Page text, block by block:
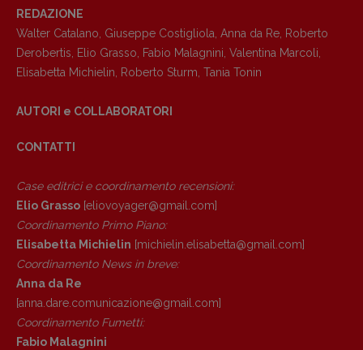
media:
Valentina Marcoli
ARCHIVIO E AUTORI
REDAZIONE
Walter Catalano Giuseppe Costigliola Anna da Re Roberto
Derobertis
Elio Grasso Fabio Malagnini Valentina Marcoli
Elisabetta Michielin
Roberto Sturm Tania Tonin
AUTORI e COLLABORATORI
CONTATTI
Case editrici e coordinamento recensioni:
Elio Grasso [eliovoyager@gmail.com]
Coordinamento Primo Piano:
Elisabetta Michielin [michielin.elisabetta@gmail.com]
Coordinamento News in breve:
Anna da Re
[anna.dare.comunicazione@gmail. com]
Coordinamento Fumetti:
Fabio Malagnini